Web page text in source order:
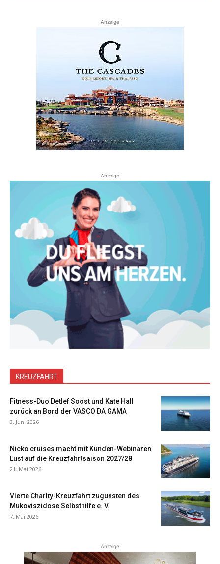
Anzeige
Anzeige
KREUZFAHRT
Fitness-Duo Detlef Soost und Kate Hall
zurück an Bord der VASCO DA GAMA
3. Juni 2026
Nicko cruises macht mit Kunden-Webinaren
Lust auf die Kreuzfahrtsaison 2027/28
21. Mai 2026
Vierte Charity-Kreuzfahrt zugunsten des
Mukoviszidose Selbsthilfe e. V.
7. Mai 2026
Anzeige